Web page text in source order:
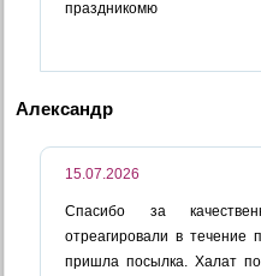
праздникомю
Александр
15.07.2026
Спасибо за
отреагировали в
пришла посылка. Халат